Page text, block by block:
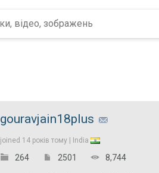
gouravjain18plus
joined 14 років тому | India
264 2501 8,744